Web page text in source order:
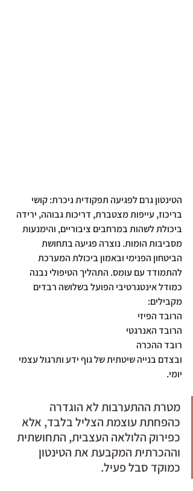
הטינטון גרם לפגיעה תפקודית ניכרת: קושי
בריכוז, עייפות מצטברת, דריכות גבוהה, ירידה
ביכולת לשהות במרחבים ציבוריים, והימנעות
מסביבות הומות. נוצרה פגיעה בתחושת
הביטחון הפנימי ובאמון ביכולת המערכת
להתמודד עם עומס. התהליך הטיפולי נבנה
כמודל אינטגרטיבי הפועל בשלושה רבדים
מקבילים:
הרובד הפיזי
הרובד האנרגטי
רובד ההכרה
ובצדם בנייה שיטתית של גוף ידע ותרגול עצמי
יומי.
מטרת ההתערבות לא הוגדרה
כהפחתת עוצמת הצליל בלבד, אלא
כפירוק הלולאה העצבית, התחושתית
וההכרתית המקבעת את הטינטון
כמוקד סבל פעיל.